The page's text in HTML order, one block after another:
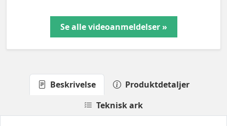
Se alle videoanmeldelser »
Beskrivelse
Produktdetaljer
Teknisk ark